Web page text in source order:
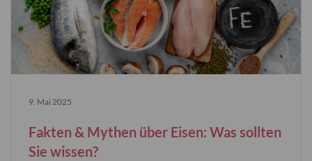
9. Mai 2025
Fakten & Mythen über Eisen: Was sollten
Sie wissen?